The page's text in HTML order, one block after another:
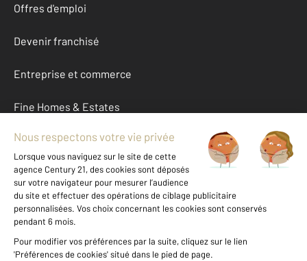
Offres d'emploi
Devenir franchisé
Entreprise et commerce
Fine Homes & Estates
À propos
International
Nous contacter